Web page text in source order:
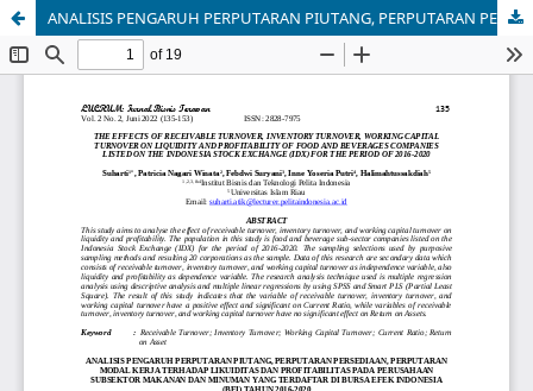
ANALISIS PENGARUH PERPUTARAN PIUTANG, PERPUTARAN PERSEDIAAN, PERPUTARAN MODAL KERJA TERHADAP LIKUIDITAS DAN PROFITABILITAS PADA PERUSAHAAN SUBSEKTOR MAKANAN DAN MINUMAN YANG TERDAFTAR DI BURSA EFEK INDONESIA (BEI) TAHUN 2016-2020